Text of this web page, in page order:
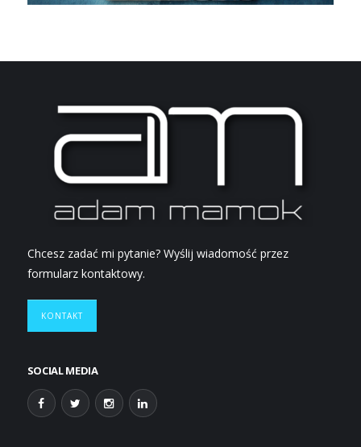
Chcesz zadać mi pytanie? Wyślij wiadomość przez
formularz kontaktowy.
KONTAKT
SOCIAL MEDIA